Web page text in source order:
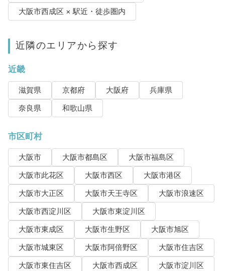
大阪市西成区 × 駅近・徒歩圏内
近隣のエリアから探す
近畿
滋賀県 京都府 大阪府
兵庫県
奈良県
和歌山県
市区町村
大阪市 大阪市都島区
大阪市福島区
大阪市此花区
大阪市西区
大阪市港区
大阪市大正区
大阪市天王寺区
大阪市浪速区
大阪市西淀川区
大阪市東淀川区
大阪市東成区
大阪市生野区
大阪市旭区
大阪市城東区
大阪市阿倍野区
大阪市住吉区
大阪市東住吉区
大阪市西成区
大阪市淀川区